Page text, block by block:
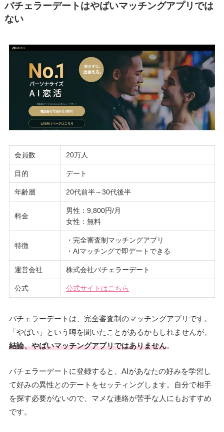
バチェラーデートはやばいマッチングアプリでは
ない
会員数 20万人
目的 デート
年齢層 20代前半～30代後半
料金
男性：9,800円/月
女性：無料
特徴
・完全審査制マッチングアプリ
・AIマッチングで即デートできる
運営会社 株式会社バチェラーデート
公式 公式サイトはこちら
バチェラーデートは、完全審査制のマッチングアプリです。
「やばい」という噂を聞いたことがあるかもしれませんが、
結論、やばいマッチングアプリではありません。
バチェラーデートに登録すると、AIがあなたの好みを学習し
て好みの異性とのデートをセッティングします。自分で相手
を探す必要がないので、マメな連絡が苦手な人にもおすすめ
です。